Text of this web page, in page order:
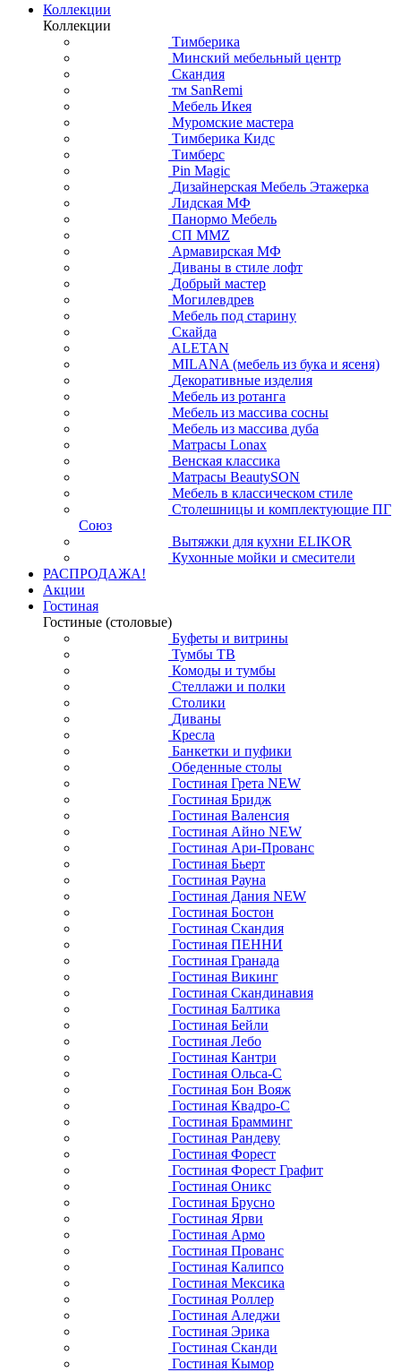
Коллекции
Коллекции
Тимберика
Минский мебельный центр
Скандия
тм SanRemi
Мебель Икея
Муромские мастера
Тимберика Кидс
Тимберс
Pin Magic
Дизайнерская Мебель Этажерка
Лидская МФ
Панормо Мебель
СП ММZ
Армавирская МФ
Диваны в стиле лофт
Добрый мастер
Могилевдрев
Мебель под старину
Скайда
ALETAN
MILANA (мебель из бука и ясеня)
Декоративные изделия
Мебель из ротанга
Мебель из массива сосны
Мебель из массива дуба
Матрасы Lonax
Венская классика
Матрасы BeautySON
Мебель в классическом стиле
Столешницы и комплектующие ПГ
Союз
Вытяжки для кухни ELIKOR
Кухонные мойки и смесители
РАСПРОДАЖА!
Акции
Гостиная
Гостиные (столовые)
Буфеты и витрины
Тумбы ТВ
Комоды и тумбы
Стеллажи и полки
Столики
Диваны
Кресла
Банкетки и пуфики
Обеденные столы
Гостиная Грета NEW
Гостиная Бридж
Гостиная Валенсия
Гостиная Айно NEW
Гостиная Ари-Прованс
Гостиная Бьерт
Гостиная Рауна
Гостиная Дания NEW
Гостиная Бостон
Гостиная Скандия
Гостиная ПЕННИ
Гостиная Гранада
Гостиная Викинг
Гостиная Скандинавия
Гостиная Балтика
Гостиная Бейли
Гостиная Лебо
Гостиная Кантри
Гостиная Ольса-С
Гостиная Бон Вояж
Гостиная Квадро-С
Гостиная Брамминг
Гостиная Рандеву
Гостиная Форест
Гостиная Форест Графит
Гостиная Оникс
Гостиная Брусно
Гостиная Ярви
Гостиная Армо
Гостиная Прованс
Гостиная Калипсо
Гостиная Мексика
Гостиная Роллер
Гостиная Аледжи
Гостиная Эрика
Гостиная Сканди
Гостиная Кымор